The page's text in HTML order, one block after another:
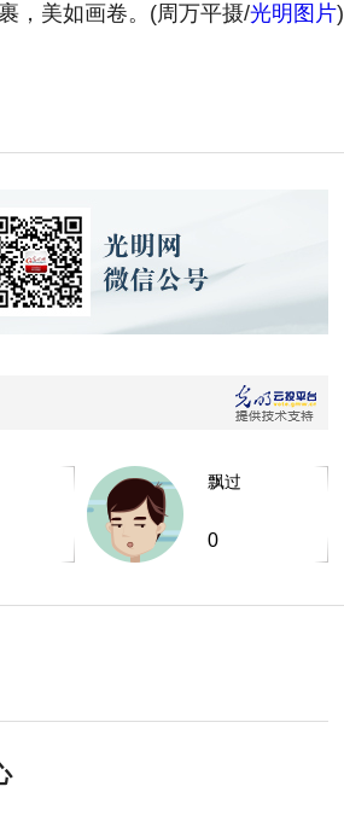
，美如画卷。(周万平摄/光明图片)
飘过
0